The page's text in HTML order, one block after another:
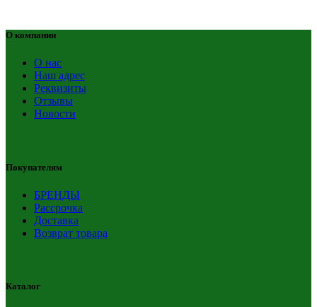
О компании
О нас
Наш адрес
Реквизиты
Отзывы
Новости
Покупателям
БРЕНДЫ
Рассрочка
Доставка
Возврат товара
Каталог